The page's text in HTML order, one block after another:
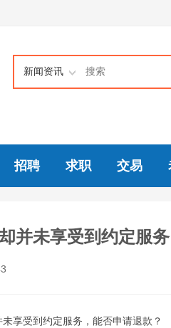
新闻资讯
招聘 求职 交易
并未享受到约定服
受到约定服务，能否申请退款？